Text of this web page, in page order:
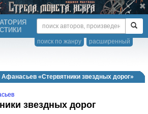
расширенный
поиск по жанру
«Стервятники звездных дорог»
звездных дорог